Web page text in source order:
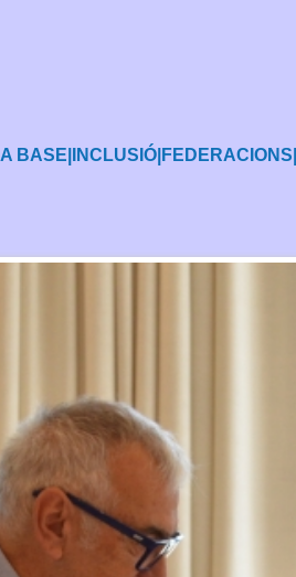
BASE INCLUSIÓ FEDERACIONS